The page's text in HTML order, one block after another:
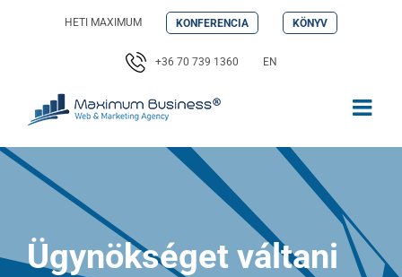
HETI MAXIMUM KONFERENCIA KÖNYV
+36 70 739 1360 EN
Ügynökséget váltani